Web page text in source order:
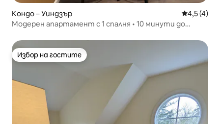
Кондо – Уиндзър Средна
4,5 (4)
Модерен апартамент с 1 спалня • 10 минути до
Избор на гостите
Избор на гостите